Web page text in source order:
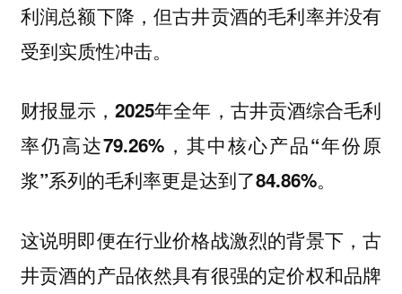
利润总额下降，但古井贡酒的毛利率并没有
受到实质性冲击。
财报显示，2025年全年，古井贡酒综合毛利
率仍高达79.26%，其中核心产品“年份原
浆”系列的毛利率更是达到了84.86%。
这说明即便在行业价格战激烈的背景下，古
井贡酒的产品依然具有很强的定价权和品牌